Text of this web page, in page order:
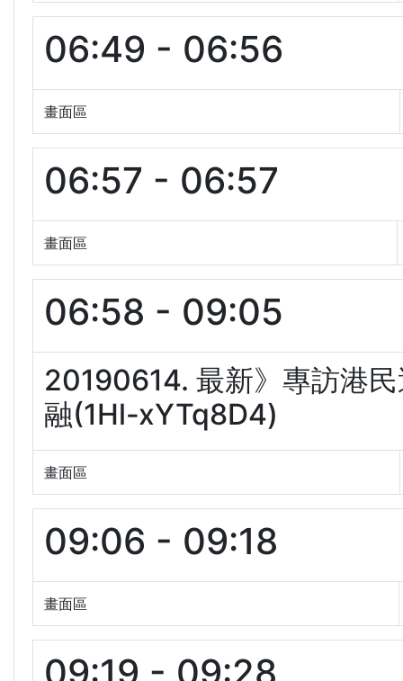
06:49 - 06:56
畫面區
06:57 - 06:57
畫面區
06:58 - 09:05
20190614. 最新》專訪港
融(1Hl-xYTq8D4)
畫面區
09:06 - 09:18
畫面區